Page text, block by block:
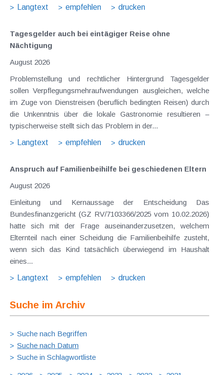
Langtext
empfehlen drucken
Tagesgelder auch bei eintägiger Reise ohne
Nächtigung
August 2026
Problemstellung und rechtlicher Hintergrund Tagesgelder
sollen Verpflegungsmehraufwendungen ausgleichen, welche
im Zuge von Dienstreisen (beruflich bedingten Reisen) durch
die Unkenntnis über die lokale Gastronomie resultieren –
typischerweise stellt sich das Problem in der...
Langtext
empfehlen drucken
Anspruch auf Familienbeihilfe bei geschiedenen Eltern
August 2026
Einleitung und Kernaussage der Entscheidung Das
Bundesfinanzgericht (GZ RV/7103366/2025 vom 10.02.2026)
hatte sich mit der Frage auseinanderzusetzen, welchem
Elternteil nach einer Scheidung die Familienbeihilfe zusteht,
wenn sich das Kind tatsächlich überwiegend im Haushalt
eines...
Langtext
empfehlen drucken
Suche im Archiv
Suche nach Begriffen
Suche nach Datum
Suche in Schlagwortliste